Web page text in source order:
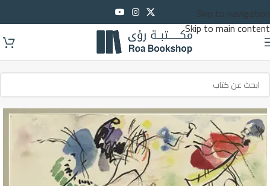
Skip to navigation
Skip to main content